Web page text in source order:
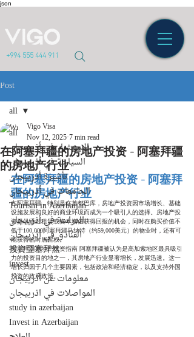
json
+994 555 444 911
Post
all
الاستثمار في أذربيجان
السياحة في أذربيجان
تأشيرة أذربيجان
الجامعات في أذربيجان
Tourism in Azerbaijan
الدراسة في أذربيجان
الفنادق في أذربيجان
投資亞塞拜然
invest
معلومات عن أذربيجان
المواصلات في اذربيجان
study in azerbaijan
Invest in Azerbaijan
all
在阿塞拜疆的房地产投资 - 阿塞拜疆
的房地产行业
Vigo Visa
Nov 12, 20257 min read
在阿塞拜疆的房地产投资 - 阿塞拜
疆的房地产行业
在阿塞拜疆，特别是在首都巴库，房地产投资因市场增长、基础
设施发展和良好的商业环境而成为一个吸引人的选择。房地产投
资提供通过租赁或资本增值获得回报的机会，同时在购买价值不
低于100,000阿塞拜疆马纳特（约59,000美元）的物业时，还有可
能获得临时居留权。
阿塞拜疆房地产投资指南 阿塞拜疆被认为是高加索地区最具吸引
力的投资目的地之一，其房地产行业显著增长，发展迅速。这一
增长归因于几个主要因素，包括政治和经济稳定，以及支持外国
投资的政府政策。